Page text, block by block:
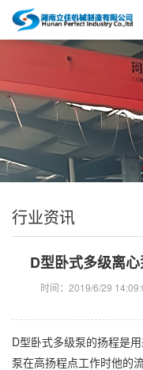
行业资讯
D型卧式多级离
时间：2019/6/29
D型 卧式多级泵的扬程是
泵在高扬程点工作时他的